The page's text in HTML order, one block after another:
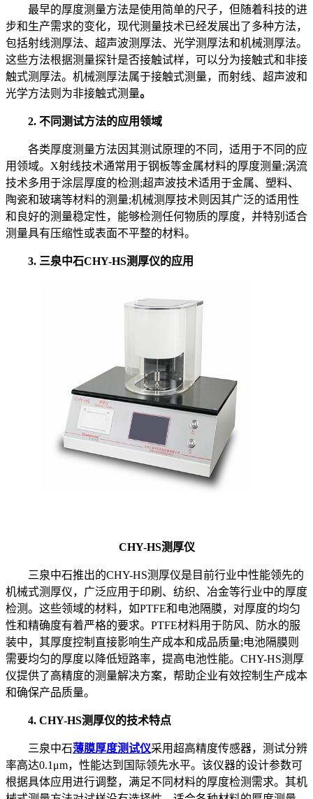
最早的厚度测量方法是使用简单的尺子，但随着科技的进
步和生产需求的变化，现代测量技术已经发展出了多种方法，
包括射线测厚法、超声波测厚法、光学测厚法和机械测厚法。
这些方法根据测量探针是否接触试样，可以分为接触式和非接
触式测厚法。机械测厚法属于接触式测量，而射线、超声波和
光学方法则为非接触式测量。
2. 不同测试方法的应用领域
各类厚度测量方法因其测试原理的不同，适用于不同的应
用领域。X射线技术通常用于钢板等金属材料的厚度测量;涡流
技术多用于涂层厚度的检测;超声波技术适用于金属、塑料、
陶瓷和玻璃等材料的测量;机械测厚技术则因其广泛的适用性
和良好的测量稳定性，能够检测任何物质的厚度，并特别适合
测量具有压缩性或表面不平整的材料。
3. 三泉中石CHY-HS测厚仪的应用
CHY-HS测厚仪
三泉中石推出的CHY-HS测厚仪是目前行业中性能领先的
机械式测厚仪，广泛应用于印刷、纺织、冶金等行业中的厚度
检测。这些领域的材料，如PTFE和电池隔膜，对厚度的均匀
性和精确度有着严格的要求。PTFE材料用于防风、防水的服
装中，其厚度控制直接影响生产成本和成品质量;电池隔膜则
需要均匀的厚度以降低短路率，提高电池性能。CHY-HS测厚
仪提供了高精度的测量解决方案，帮助企业有效控制生产成本
和确保产品质量。
4. CHY-HS测厚仪的技术特点
三泉中石薄膜厚度测试仪采用超高精度传感器，测试分辨
率高达0.1μm，性能达到国际领先水平。该仪器的设计参数可
根据具体应用进行调整，满足不同材料的厚度检测需求。其机